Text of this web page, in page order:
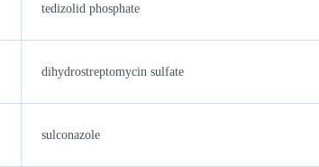
tedizolid phosphate
dihydrostreptomycin sulfate
sulconazole